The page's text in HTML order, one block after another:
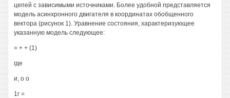
цепей с зависимыми источниками. Более удобной представляется
модель асинхронного двигателя в координатах обобщенного
вектора (рисунок 1). Уравнение состояния, характеризующее
указанную модель следующее:
= + + (1)
где
и, о о
1г =